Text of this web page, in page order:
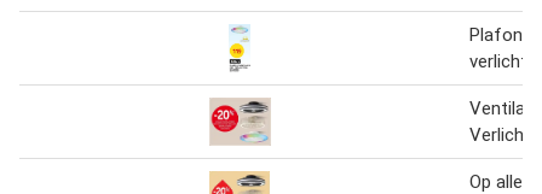
Op alle